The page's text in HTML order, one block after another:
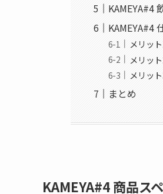
KAMEYA#4
KAMEYA#4
メリッ
メリッ
メリッ
まとめ
KAMEYA#4 商品ス